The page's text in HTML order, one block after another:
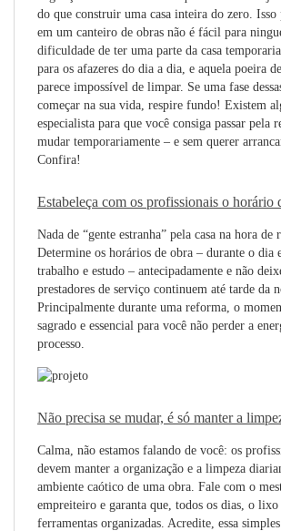
do que construir uma casa inteira do zero. Isso
em um canteiro de obras não é fácil para
dificuldade de ter uma parte da casa
para os afazeres do dia a dia, e aquela poeira
parece impossível de limpar. Se uma fase
começar na sua vida, respire fundo! Existem
especialista para que você consiga passar pela
mudar temporariamente – e sem querer
Confira!
Estabeleça com os profissionais o horário
Nada de “gente estranha” pela casa na hora
Determine os horários de obra – durante o dia
trabalho e estudo – antecipadamente e não
prestadores de serviço continuem até tarde da
Principalmente durante uma reforma, o
sagrado e essencial para você não perder a
processo.
Não precisa se mudar, é só manter a
Calma, não estamos falando de você: os
devem manter a organização e a limpeza
ambiente caótico de uma obra. Fale com o
empreiteiro e garanta que, todos os dias, o lixo
ferramentas organizadas. Acredite, essa